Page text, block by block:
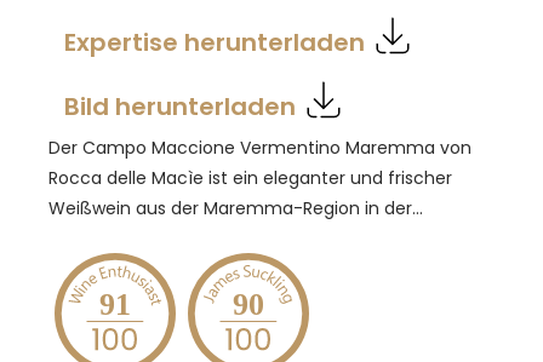
Expertise herunterladen
Bild herunterladen
Der Campo Maccione Vermentino Maremma von
Rocca delle Macìe ist ein eleganter und frischer
Weißwein aus der Maremma-Region in der
Vermentino-Trauben, zeigt er das ganze Potenzial
dieser autochthonen Rebsorte. Der Wein präsentiert
sich in einem klaren Strohgelb und besticht durch
91 90